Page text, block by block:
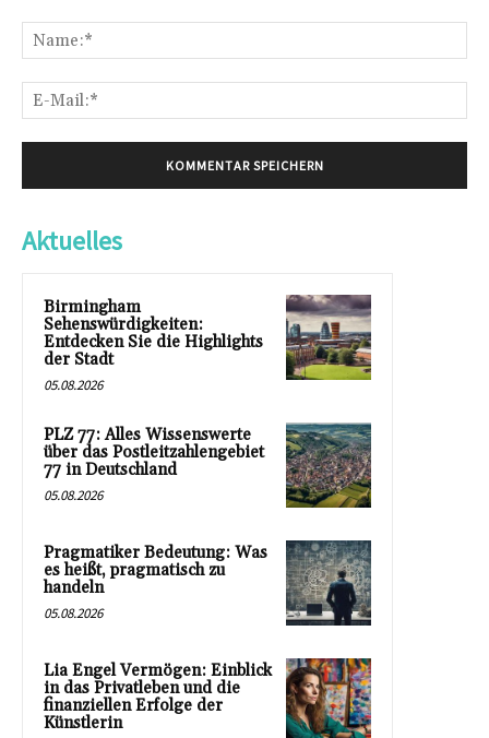
Aktuelles
Birmingham
Sehenswürdigkeiten:
Entdecken Sie die Highlights
der Stadt
05.08.2026
PLZ 77: Alles Wissenswerte
über das Postleitzahlengebiet
77 in Deutschland
05.08.2026
Pragmatiker Bedeutung: Was
es heißt, pragmatisch zu
handeln
05.08.2026
Lia Engel Vermögen: Einblick
in das Privatleben und die
finanziellen Erfolge der
Künstlerin